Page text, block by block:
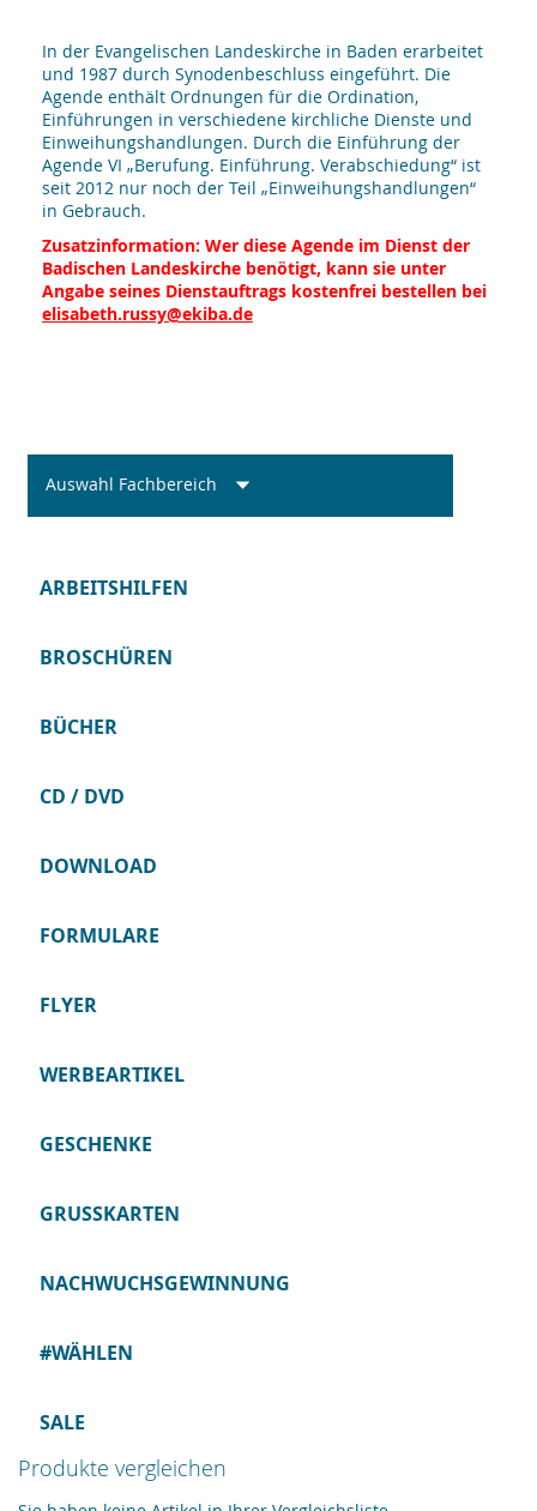
In der Evangelischen Landeskirche in Baden erarbeitet
und 1987 durch Synodenbeschluss eingeführt. Die
Agende enthält Ordnungen für die Ordination,
Einführungen in verschiedene kirchliche Dienste und
Einweihungshandlungen. Durch die Einführung der
Agende VI „Berufung. Einführung. Verabschiedung“ ist
seit 2012 nur noch der Teil „Einweihungshandlungen“
in Gebrauch.
Zusatzinformation: Wer diese Agende im Dienst der
Badischen Landeskirche benötigt, kann sie unter
Angabe seines Dienstauftrags kostenfrei bestellen bei
elisabeth.russy@ekiba.de
Auswahl Fachbereich
ARBEITSHILFEN
BROSCHÜREN
BÜCHER
CD / DVD
DOWNLOAD
FORMULARE
FLYER
WERBEARTIKEL
GESCHENKE
GRUSSKARTEN
NACHWUCHSGEWINNUNG
#WÄHLEN
SALE
Produkte vergleichen